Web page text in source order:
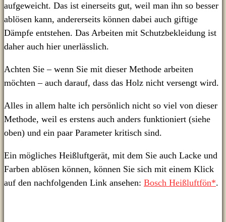
aufgeweicht. Das ist einerseits gut, weil man ihn so besser
ablösen kann, andererseits können dabei auch giftige
Dämpfe entstehen. Das Arbeiten mit Schutzbekleidung ist
daher auch hier unerlässlich.
Achten Sie – wenn Sie mit dieser Methode arbeiten
möchten – auch darauf, dass das Holz nicht versengt wird.
Alles in allem halte ich persönlich nicht so viel von dieser
Methode, weil es erstens auch anders funktioniert (siehe
oben) und ein paar Parameter kritisch sind.
Ein mögliches Heißluftgerät, mit dem Sie auch Lacke und
Farben ablösen können, können Sie sich mit einem Klick
auf den nachfolgenden Link ansehen: Bosch Heißluftfön*.